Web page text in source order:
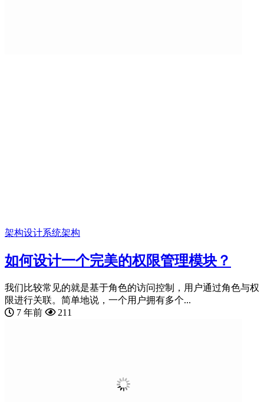
架构设计系统架构
如何设计一个完美的权限管理模块？
我们比较常见的就是基于角色的访问控制，用户通过角色与权
限进行关联。简单地说，一个用户拥有多个...
7 年前
211